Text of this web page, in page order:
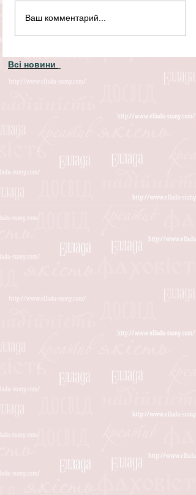
Ваш комментарий...
Всі новини